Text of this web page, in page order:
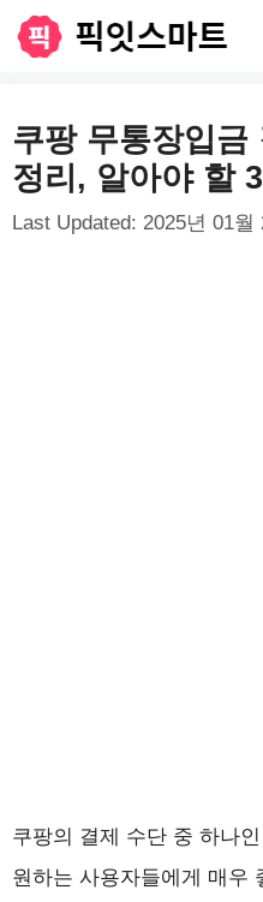
로
건
너
쿠팡 무통장입금
정리, 알아야 할 3
Last Updated: 2025년 01월
쿠팡의 결제 수단 중 하나
원하는 사용자들에게 매우